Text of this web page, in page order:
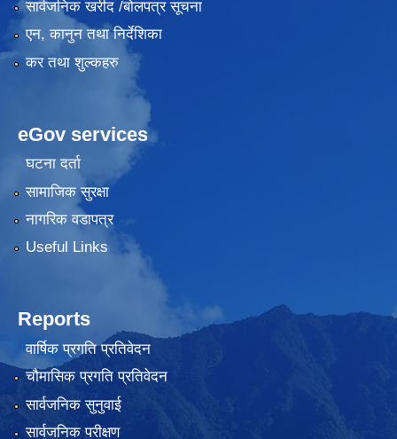
सार्वजनिक खरीद /बोलपत्र सूचना
एन, कानुन तथा निर्देशिका
कर तथा शुल्कहरु
eGov services
घटना दर्ता
सामाजिक सुरक्षा
नागरिक वडापत्र
Useful Links
Reports
वार्षिक प्रगति प्रतिवेदन
चौमासिक प्रगति प्रतिवेदन
सार्वजनिक सुनुवाई
सार्वजनिक परीक्षण